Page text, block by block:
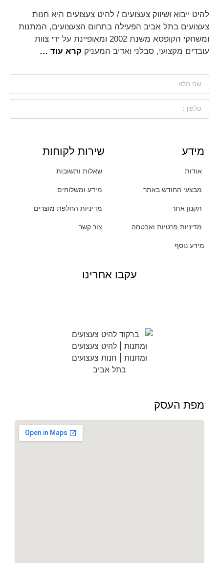
להיט ייבוא ושיווק צעצועים / להיט צעצועים היא חנות
צעצועים בתל אביב הפעילה בתחום הצעצועים, המתנות
ומשחקי הקופסא משנת 2002 ומאופיינת על ידי צוות
עובדים מקצועי, סבלני ואדיב המעניק קרא עוד …
מידע
אודות
מבצעי החודש באתר
תקנון אתר
מדיניות פרטיות ואבטחה
מידע נוסף
שירות לקוחות
שאלות ותשובות
מידע ומשלוחים
מדיניות החלפת מוצרים
צור קשר
עקבו אחרינו
מפת העסק